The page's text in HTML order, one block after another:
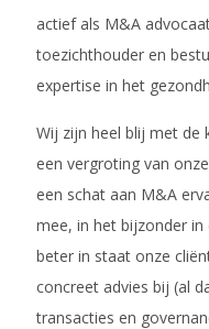
actief als M&A
toezichthouder en
expertise in het
Wij zijn heel blij met de
een vergroting van
een schat aan M&A
mee, in het bijzonder
beter in staat onze
concreet advies bij (al
transacties en